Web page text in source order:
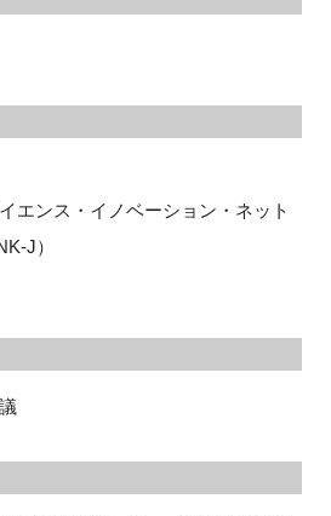
エンス・イノベーション・ネット
J）